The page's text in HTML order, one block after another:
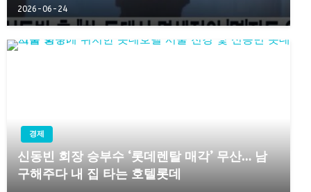
2026-06-24
경제
신동빈 회장 승부수 ‘롯데렌탈 매각’ 무산… 남
구해주다 내 집 타는 호텔롯데